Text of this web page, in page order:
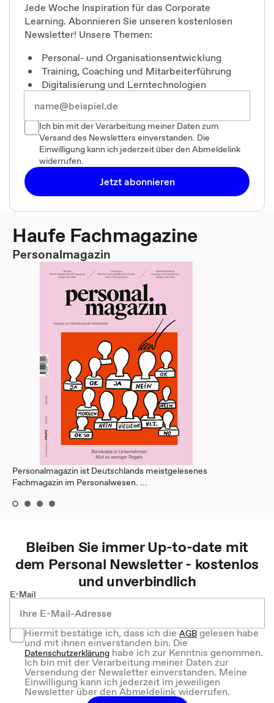
Jede Woche Inspiration für das Corporate
Learning. Abonnieren Sie unseren kostenlosen
Newsletter! Unsere Themen:
Personal- und Organisationsentwicklung
Training, Coaching und Mitarbeiterführung
Digitalisierung und Lerntechnologien
Ich bin mit der Verarbeitung meiner Daten zum
Versand des Newsletters einverstanden. Die
Einwilligung kann ich jederzeit über den Abmeldelink
widerrufen.
Jetzt abonnieren
Haufe Fachmagazine
Personalmagazin
Personalmagazin ist Deutschlands meistgelesenes
Fachmagazin im Personalwesen. ...
Bleiben Sie immer Up-to-date mit
dem Personal Newsletter - kostenlos
und unverbindlich
E-Mail
Hiermit bestätige ich, dass ich dieAGBgelesen habe
und mit ihnen einverstanden bin. Die
Datenschutzerklärung habe ich zur Kenntnis genommen.
Ich bin mit der Verarbeitung meiner Daten zur
Versendung der Newsletter einverstanden. Meine
Einwilligung kann ich jederzeit im jeweiligen
Newsletter über den Abmeldelink widerrufen.